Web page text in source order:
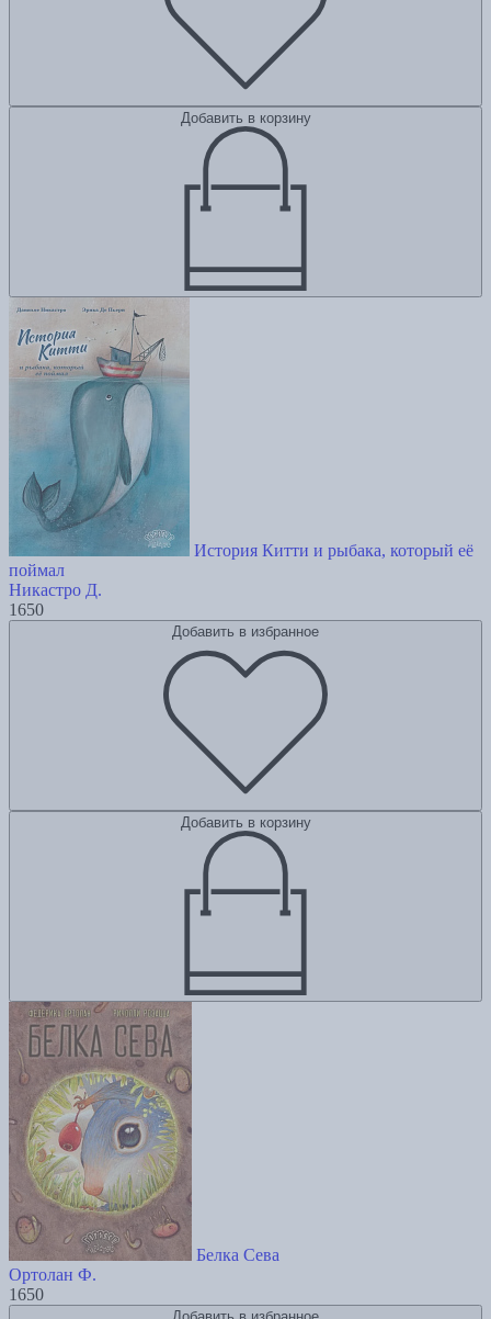
Добавить в корзину
История Китти и рыбака, который её
поймал
Никастро Д.
1650
Добавить в избранное
Добавить в корзину
Белка Сева
Ортолан Ф.
1650